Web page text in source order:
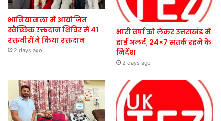
भानियावाला में आयोजित
स्वैच्छिक रक्तदान शिविर में 41
रक्तवीरों ने किया रक्तदान
2 days ago
भारी वर्षा को लेकर उत्तराखंड में
हाई अलर्ट, 24×7 सतर्क रहने के
निर्देश
2 days ago